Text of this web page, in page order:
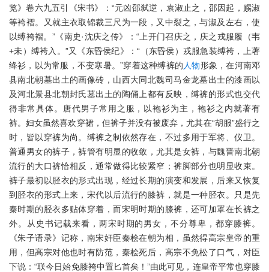
览》卷六九五引《宋书》：“元凶邵弑逆，袁淑止之，邵因起，赐淑
等袴褶。又就主衣取锦裁三尺为一段，又中裂之，与淑及左右，使
以缚袴褶。”《南史·沈庆之传》：“上开门召庆之，庆之戎服履（韦
+未）缚袴入。”又《东昏侯纪》：“（东昏侯）戎服急装缚袴，上著
绛衫，以为常服，不变寒暑。”穿着这种缚裤的 人物形象，在河南邓
县南北朝墓出土的画像砖，山西大同北魏司马金龙墓出士的漆画以
及河北景县北朝封氏墓出土的陶俑上都有反映，缚裤的形式也交代
得非常具体。唐代男子常用之服，以袍衫为主，袍衫之内就著有
裤。妇女虽然喜欢穿裙，但裤子并没有被废弃，尤其在“胡服”盛行之
时，皆以穿裤为尚。缚裤之制依然存在，不过多用于军将、仪卫。
普通男女的裤子，裤管有明显的收敛，尤其是女裤，与魏晋南北朝
流行的大口裤恰相反，通常做得比较紧窄；裤脚部分也明显收束。
裤子最初以胫衣的形式出现，经过长期的演变和发展，后来又恢复
到胫衣的形式上来，宋代以后流行的膝裤，就是一种胫衣。只是先
秦时期的胫衣多贴体穿着，而宋明时期的膝裤，还可加罩在长裤之
外。从史书记载来看，两宋时期的男女，不分尊卑，都穿膝裤。
《朱子语录》记称，南宋奸臣秦桧在朝为相，虽然得高宗皇帝的重
用，但高宗对他也时有防范，秦桧死后，高宗不免松了口气，对臣
下说：“联今日始免膝袴中置匕首矣！”由此可见，连皇帝平常也穿膝